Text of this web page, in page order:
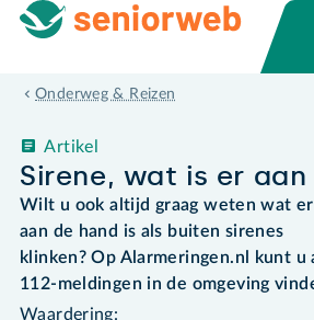
Onderweg & Reizen
Sirene, wat is er aan
Artikel
Wilt u ook altijd graag weten wat er
aan de hand is als buiten sirenes
klinken? Op Alarmeringen.nl kunt u
112-meldingen in de omgeving
Waardering: